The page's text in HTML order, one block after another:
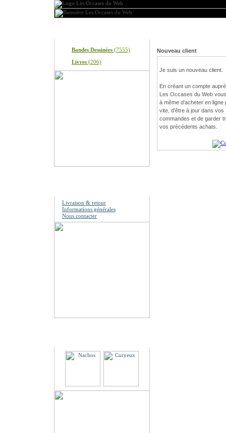
Bandes Dessinées (7555)
Livres (206)
Livraison & retour
Informations générales
Nous contacter
Nouveau client
Je suis un nouveau client.
En créant un compte
Les Occases du Web
à même d'acheter en ligne
vite, d'être à jour dans vos
commandes et de garder
vos précédents achats.